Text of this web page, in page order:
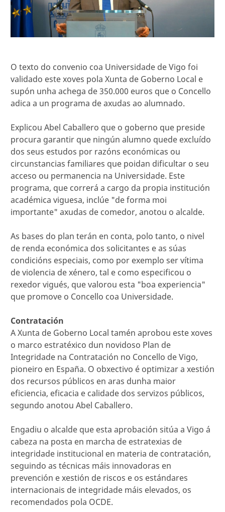
O texto do convenio coa Universidade de Vigo foi
validado este xoves pola Xunta de Goberno Local e
supón unha achega de 350.000 euros que o Concello
adica a un programa de axudas ao alumnado.
Explicou Abel Caballero que o goberno que preside
procura garantir que ningún alumno quede excluído
dos seus estudos por razóns económicas ou
circunstancias familiares que poidan dificultar o seu
acceso ou permanencia na Universidade. Este
programa, que correrá a cargo da propia institución
académica viguesa, inclúe "de forma moi
importante" axudas de comedor, anotou o alcalde.
As bases do plan terán en conta, polo tanto, o nivel
de renda económica dos solicitantes e as súas
condicións especiais, como por exemplo ser vítima
de violencia de xénero, tal e como especificou o
rexedor vigués, que valorou esta "boa experiencia"
que promove o Concello coa Universidade.
Contratación
A Xunta de Goberno Local tamén aprobou este xoves
o marco estratéxico dun novidoso Plan de
Integridade na Contratación no Concello de Vigo,
pioneiro en España. O obxectivo é optimizar a xestión
dos recursos públicos en aras dunha maior
eficiencia, eficacia e calidade dos servizos públicos,
segundo anotou Abel Caballero.
Engadiu o alcalde que esta aprobación sitúa a Vigo á
cabeza na posta en marcha de estratexias de
integridade institucional en materia de contratación,
seguindo as técnicas máis innovadoras en
prevención e xestión de riscos e os estándares
internacionais de integridade máis elevados, os
recomendados pola OCDE.